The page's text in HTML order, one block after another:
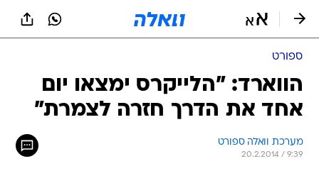
ספורט
הווארד: "הלייקרס ימצאו יום
אחד את הדרך חזרה לצמרת"
מערכת וואלה ספורט
20.2.2014 / 9:39